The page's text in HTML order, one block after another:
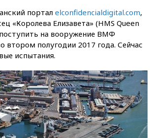
портал elconfidencialdigital.com,
«Королева Елизавета» (HMS Queen
на вооружение ВМФ
втором полугодии 2017 года. Сейчас
испытания.